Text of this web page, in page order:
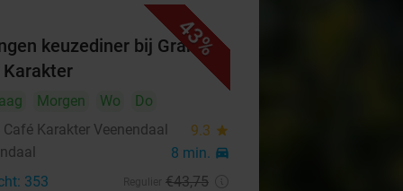
43%
keuzediner bij Grand
Karakter
Morgen Wo
Do
Café Karakter Veenendaal
9.3 star
8 min. directions_car
353 €43,75